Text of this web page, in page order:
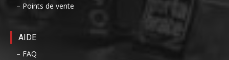
– Points de vente
AIDE
– FAQ